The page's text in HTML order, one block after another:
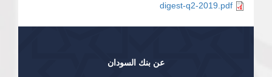
digest-q2-2019.pdf
عن بنك السودان